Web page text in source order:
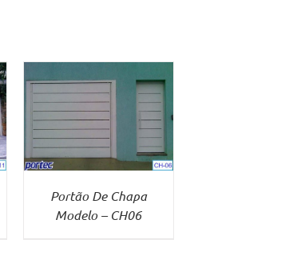
Portão De Chapa
Modelo – CH06